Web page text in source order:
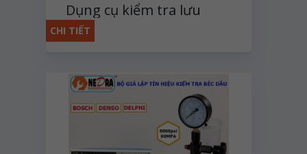
Dụng cụ kiểm tra lưu
lượng dầu hồi 36 chi tiết
CHI TIẾT